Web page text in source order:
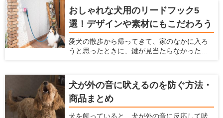
対して、サンルームのメリットやサンルーム
を設置するときに気をつけるポイント、おす
すめのメーカーなどを紹介いたします。
快適に過ごせるだけでなく、衛星面やお手入
れなど飼い主にとっても快適なものを選ぶの
がおすすめ。 ここでは、愛犬の犬小屋をどう
やって選んだらいいかわからない人、デザイ
ンや機能からおすすめの犬小屋を探している
人に、おすすめの犬小屋を紹介しようと思い
おしゃれな犬用のリードフック5
選！デザインや素材にもこだわろう
愛犬の散歩から帰ってきて、家のなかに入ろ
うと思ったときに、鍵が見当たらなかったと
ワンちゃんが走り回ってしまったということ
もあるのではないでしょうか？ 玄関の脇に
リードフックがあれば、リードフックにリー
ドをかけることで両手を空けられ、そんな事
犬が外の音に吠えるのを防ぐ方法・
商品まとめ
犬を飼っていると、犬が外の音に反応して吠